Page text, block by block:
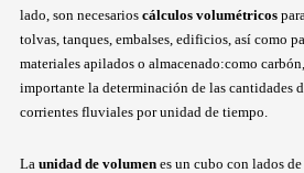
lado, son necesarios cálculos volumétricos
tolvas, tanques, embalses, edificios, así como
materiales apilados o almacenado:como
importante la determinación de las cantidades
corrientes fluviales por unidad de tiempo.
La unidad de volumenes un cubo con lados